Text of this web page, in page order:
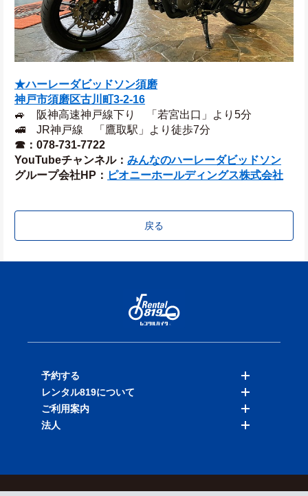
★ハーレーダビッドソン須磨
神戸市須磨区古川町3‐2‐16
🚙　阪神高速神戸線下り　「若宮出口」より5分
🚅　JR神戸線　「鷹取駅」より徒歩7分
☎：078-731-7722
YouTubeチャンネル： みんなのハーレーダビッドソン
グループ会社HP： ピオニーホールディングス株式会社
戻る
予約する
バイクを探す
店舗を探す
レンタル819について
料金表
ご利用案内
法人